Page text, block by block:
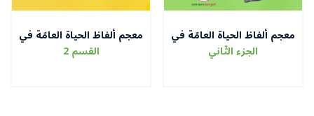
معجم ألفاظ الحياة العامّة في
الجزائر
الجزء الثّاني
معجم ألفاظ الحياة العامّة في
الجزائر
القسم 2